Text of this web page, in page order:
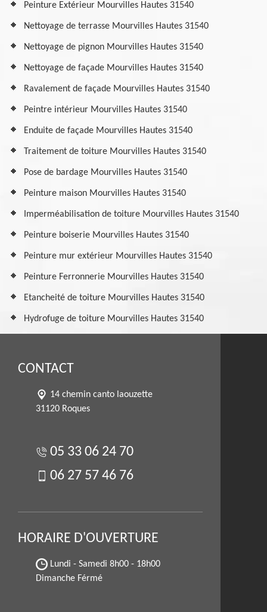
Peinture Extérieur Mourvilles Hautes 31540
Nettoyage de terrasse Mourvilles Hautes 31540
Nettoyage de pignon Mourvilles Hautes 31540
Nettoyage de façade Mourvilles Hautes 31540
Ravalement de façade Mourvilles Hautes 31540
Peintre intérieur Mourvilles Hautes 31540
Enduite de façade Mourvilles Hautes 31540
Traitement de toiture Mourvilles Hautes 31540
Pose de bardage Mourvilles Hautes 31540
Peinture maison Mourvilles Hautes 31540
Imperméabilisation de toiture Mourvilles Hautes 31540
Peinture boiserie Mourvilles Hautes 31540
Peinture mur extérieur Mourvilles Hautes 31540
Peinture Ferronnerie Mourvilles Hautes 31540
Etancheité de toiture Mourvilles Hautes 31540
Hydrofuge de toiture Mourvilles Hautes 31540
CONTACT
14 chemin canto laouzette
31120 Roques
05 33 06 24 70
06 27 57 46 76
HORAIRE D'OUVERTURE
Lundi - Samedi 8h00 - 18h00
Dimanche Férmé